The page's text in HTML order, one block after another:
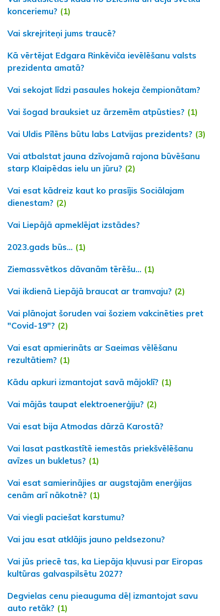
konceriemu? (1)
Vai skrejriteņi jums traucē?
Kā vērtējat Edgara Rinkēviča ievēlēšanu valsts
prezidenta amatā?
Vai sekojat līdzi pasaules hokeja čempionātam?
Vai šogad brauksiet uz ārzemēm atpūsties? (1)
Vai Uldis Pīlēns būtu labs Latvijas prezidents? (3)
Vai atbalstat jauna dzīvojamā rajona būvēšanu
starp Klaipēdas ielu un jūru? (2)
Vai esat kādreiz kaut ko prasījis Sociālajam
dienestam? (2)
Vai Liepājā apmeklējat izstādes?
2023.gads būs... (1)
Ziemassvētkos dāvanām tērēšu... (1)
Vai ikdienā Liepājā braucat ar tramvaju? (2)
Vai plānojat šoruden vai šoziem vakcinēties pret
"Covid-19"? (2)
Vai esat apmierināts ar Saeimas vēlēšanu
rezultātiem? (1)
Kādu apkuri izmantojat savā mājoklī? (1)
Vai mājās taupat elektroenerģiju? (2)
Vai esat bija Atmodas dārzā Karostā?
Vai lasat pastkastītē iemestās priekšvēlēšanu
avīzes un bukletus? (1)
Vai esat samierinājies ar augstajām enerģijas
cenām arī nākotnē? (1)
Vai viegli paciešat karstumu?
Vai jau esat atklājis jauno peldsezonu?
Vai jūs priecē tas, ka Liepāja kļuvusi par Eiropas
kultūras galvaspilsētu 2027?
Degvielas cenu pieauguma dēļ izmantojat savu
auto retāk? (1)